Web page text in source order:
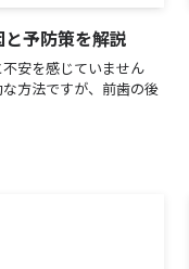
予防策を解説
安を感じていません
方法ですが、前歯の後